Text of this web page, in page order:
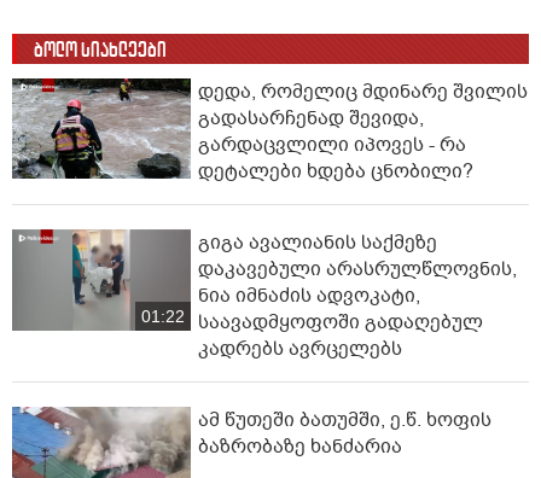
ბოლო სიახლეები
დედა, რომელიც მდინარე შვილის
გადასარჩენად შევიდა,
გარდაცვლილი იპოვეს - რა
დეტალები ხდება ცნობილი?
01:22
გიგა ავალიანის საქმეზე
დაკავებული არასრულწლოვნის,
ნია იმნაძის ადვოკატი,
საავადმყოფოში გადაღებულ
კადრებს ავრცელებს
ამ წუთეში ბათუმში, ე.წ. ხოფის
ბაზრობაზე ხანძარია